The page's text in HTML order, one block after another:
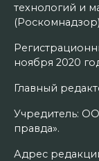
технологий и
ноября 2020
Главный
Учредитель:
правда».
Адрес